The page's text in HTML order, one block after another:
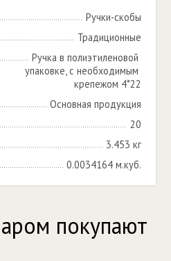
Ручки-скобы
Традиционные
Ручка в полиэтиленовой
упаковке, с необходимым
крепежом 4*22
Основная продукция
20
3.453 кг
0.0034164 м.куб.
покупают